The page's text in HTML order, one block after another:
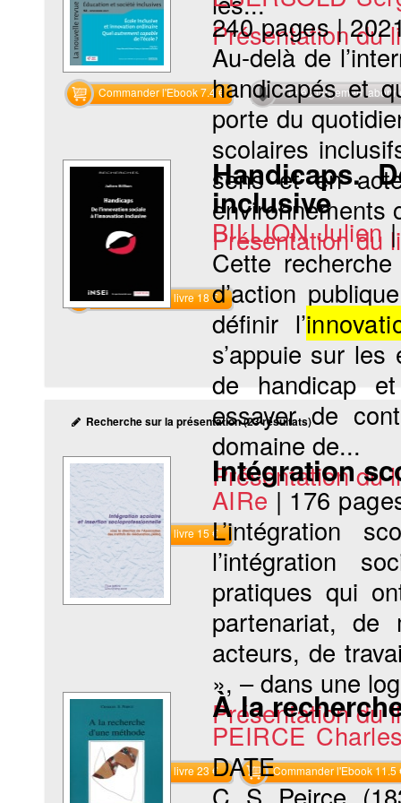
Présentation du
Commander l'Ebook 7.4 € Téléchargement
240 pages|
Au-delà de
handicapés et
porte du
scolaires
sens et en
environnements
Présentation du
Commander le livre 18 €
Handicaps.
inclusive
BILLION Julien
Cette
d’action
définir l’
s’appuie sur
de handicap
essayer de
domaine de...
Présentation du
Commander le livre 15 €
Recherche sur la présentation (23 résultats)
Intégration
AIRe | 176
L’intégration
l’intégration
pratiques qui
partenariat, de
acteurs, de
», – dans une
Présentation du
Commander le livre 23 € Commander l'Ebook 11.5
À la
PEIRCE
DATE